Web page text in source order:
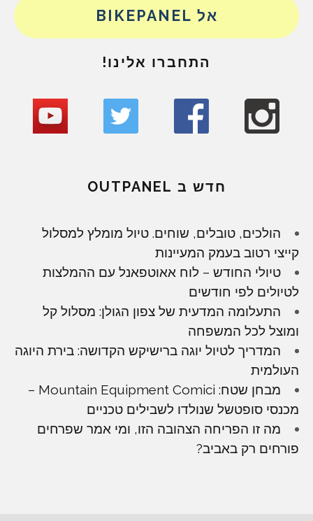
אל BIKEPANEL
התחברו אלינו!
חדש ב OUTPANEL
הולכים, טובלים, שוחים. טיול מומלץ למסלול
קייצי רטוב בעמק המעיינות
טיולי החודש – לוח אאוטפאנל עם ההמלצות
לטיולים לפי חודשים
התעלומה המדעית של צפון הגולן: מסלול קל
ומוצל לכל המשפחה
המדריך לטיול יוגה ברישיקש הקדושה: בירת היוגה
העולמית
מבחן שטח: Mountain Equipment Comici –
מכנסי סופטשל שנולדו לשבילים טכניים
מה זו הפריחה הצהובה הזו, ומי אמר שפרחים
פורחים רק באביב?